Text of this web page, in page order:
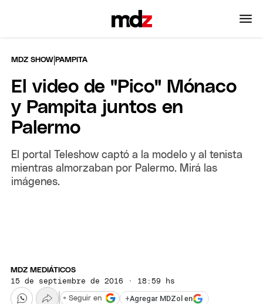
MDZ SHOW |PAMPITA
El video de "Pico" Mónaco
y Pampita juntos en
Palermo
El portal Teleshow captó a la modelo y al tenista
mientras almorzaban por Palermo. Mirá las
imágenes.
MDZ MEDIÁTICOS
15 de septiembre de 2016 · 18:59 hs
+Agregar MDZol en
+ Seguir en